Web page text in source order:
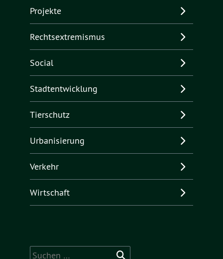
Projekte
Rechtsextremismus
Social
Stadtentwicklung
Tierschutz
Urbanisierung
Verkehr
Wirtschaft
Suchen